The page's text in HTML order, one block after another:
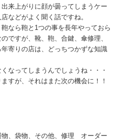
来上がりに顔が曇ってしまうケー
などがよく聞く話ですね。
なら鞄と1つの事を長年やっておら
ですが、靴、鞄、合鍵、傘修理、
寄りの店は、どっちつかずな知識
なってしまうんでしょうね・・・
すが、それはまた次の機会に！！
物、袋物、その他、修理 オーダー